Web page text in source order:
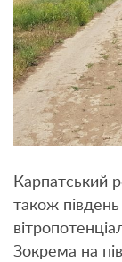
Карпатський
також
Зокрема на